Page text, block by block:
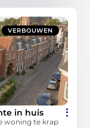
VERBOUWEN
in huis
woning te krap